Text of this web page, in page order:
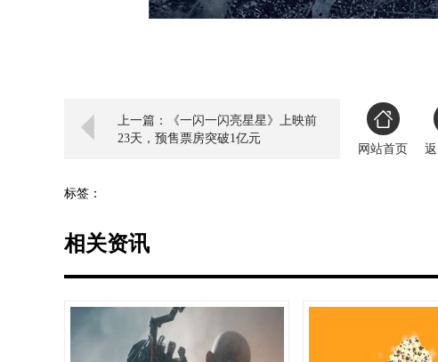
上一篇：《一闪一闪亮星星》上映前
23天，预售票房突破1亿元
网站首页
标签：
相关资讯